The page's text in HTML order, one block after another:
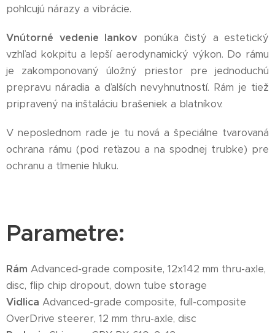
pohlcujú nárazy a vibrácie.
Vnútorné vedenie lankov ponúka čistý a estetický
vzhľad kokpitu a lepší aerodynamický výkon. Do rámu
je zakomponovaný úložný priestor pre jednoduchú
prepravu náradia a ďalších nevyhnutností. Rám je tiež
pripravený na inštaláciu brašeniek a blatníkov.
V neposlednom rade je tu nová a špeciálne tvarovaná
ochrana rámu (pod reťazou a na spodnej trubke) pre
ochranu a tlmenie hluku.
Parametre:
Rám Advanced-grade composite, 12x142 mm thru-axle,
disc, flip chip dropout, down tube storage
Vidlica Advanced-grade composite, full-composite
OverDrive steerer, 12 mm thru-axle, disc